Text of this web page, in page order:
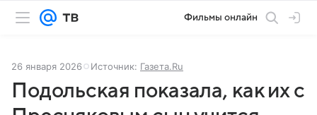
Фильмы онлайн
26 января 2026 Источник: Газета.Ru
Подольская показала, как их с